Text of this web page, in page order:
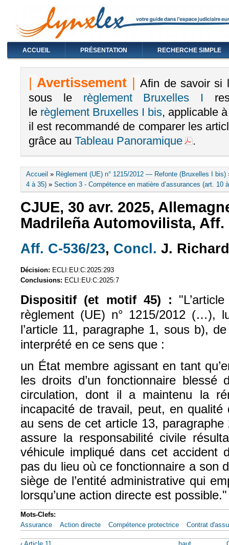
ACCUEIL PRÉSENTATION RECHERCHE SIMPLE
|Avertissement | Afin de savoir si
sous le règlement Bruxelles I
le règlement Bruxelles I bis, applicable
il est recommandé de comparer les
grâce au Tableau Panoramique .
Vous êtes ici
Accueil » Règlement (UE) n° 1215/2012 — Refonte (Bruxelles I bis)
4 à 35) » Section 3 - Compétence en matière d’assurances (art. 10
CJUE, 30 avr. 2025,
Madrileña Automovilista, Aff.
Aff. C-536/23 (le lien est externe)
, Concl. (le lien est
J.
Décision: ECLI:EU:C:2025:293
Conclusions: ECLI:EU:C:2025:7
Dispositif (et motif 45) :
règlement (UE) n° 1215/2012 (…),
l’article 11, paragraphe 1, sous b),
interprété en ce sens que :
un État membre agissant en tant
les droits d’un fonctionnaire blessé
circulation, dont il a maintenu la
incapacité de travail, peut, en
au sens de cet article 13,
assure la responsabilité civile
véhicule impliqué dans cet accident
pas du lieu où ce fonctionnaire a son
siège de l’entité administrative qui
lorsqu’une action directe est possible."
Mots-Clefs:
Assurance
Action directe Compétence protectrice Contrat